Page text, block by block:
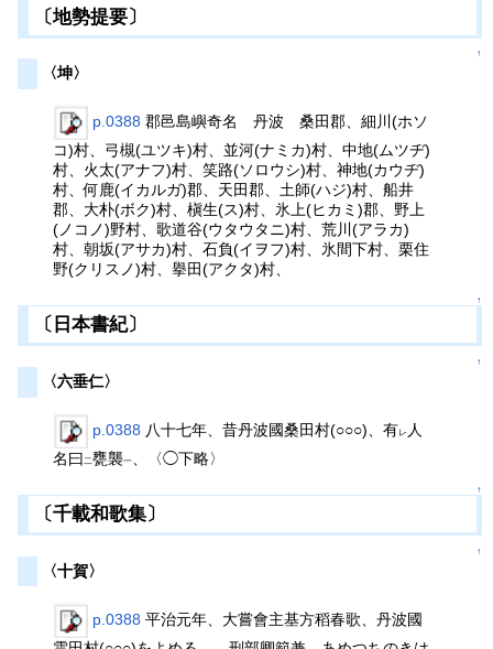
〔地勢提要〕
↑
〈坤〉
p.0388 郡邑島嶼奇名 丹波 桑田郡、細川(ホソ
コ)村、弓槻(ユツキ)村、並河(ナミカ)村、中地(ムツヂ)
村、火太(アナフ)村、笑路(ソロウシ)村、神地(カウヂ)
村、何鹿(イカルガ)郡、天田郡、土師(ハジ)村、船井
郡、大朴(ボク)村、槇生(ス)村、氷上(ヒカミ)郡、野上
(ノコノ)野村、歌道谷(ウタウタニ)村、荒川(アラカ)
村、朝坂(アサカ)村、石負(イヲフ)村、氷間下村、栗住
野(クリスノ)村、擧田(アクタ)村、
↑
〔日本書紀〕
↑
〈六垂仁〉
p.0388 八十七年、昔丹波國桑田村(○○○)、有レ 人
名曰二甕襲一 、〈◯下略〉
↑
〔千載和歌集〕
↑
〈十賀〉
p.0388 平治元年、大嘗會主基方稻春歌、丹波國